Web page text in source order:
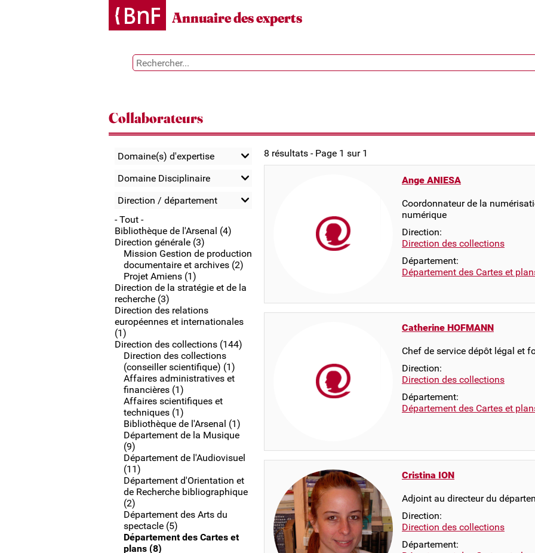
Annuaire des experts
Collaborateurs
Domaine(s) d'expertise
Domaine Disciplinaire
Direction / département
- Tout -
Bibliothèque de l'Arsenal (4)
Direction générale (3)
Mission Gestion de production
documentaire et archives (2)
Projet Amiens (1)
Direction de la stratégie et de la
recherche (3)
Direction des relations
européennes et internationales
(1)
Direction des collections (144)
Direction des collections
(conseiller scientifique) (1)
Affaires administratives et
financières (1)
Affaires scientifiques et
techniques (1)
Bibliothèque de l'Arsenal (1)
Département de la Musique
(9)
Département de l'Audiovisuel
(11)
Département d'Orientation et
de Recherche bibliographique
(2)
Département des Arts du
spectacle (5)
Département des Cartes et
plans (8)
8 résultats - Page 1 sur 1
Ange ANIESA
Coordonnateur de la
numérique
Direction:
Direction des collections
Département:
Département des Cartes et
Catherine HOFMANN
Chef de service dépôt légal et
Direction:
Direction des collections
Département:
Département des Cartes et
Cristina ION
Adjoint au directeur du
Direction:
Direction des collections
Département: